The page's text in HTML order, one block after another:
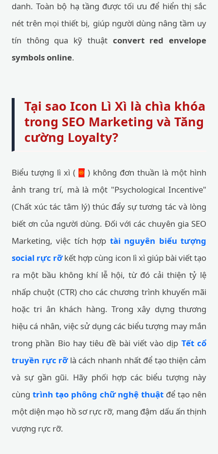
danh. Toàn bộ hạ tầng được tối ưu để hiển thị sắc
nét trên mọi thiết bị, giúp người dùng nâng tầm uy
tín thông qua kỹ thuật convert red envelope
symbols online.
Tại sao Icon Lì Xì là chìa khóa
trong SEO Marketing và Tăng
cường Loyalty?
Biểu tượng lì xì (🧧) không đơn thuần là một hình
ảnh trang trí, mà là một "Psychological Incentive"
(Chất xúc tác tâm lý) thúc đẩy sự tương tác và lòng
biết ơn của người dùng. Đối với các chuyên gia SEO
Marketing, việc tích hợp tài nguyên biểu tượng
social rực rỡkết hợp cùng icon lì xì giúp bài viết tạo
ra một bầu không khí lễ hội, từ đó cải thiện tỷ lệ
nhấp chuột (CTR) cho các chương trình khuyến mãi
hoặc tri ân khách hàng. Trong xây dựng thương
hiệu cá nhân, việc sử dụng các biểu tượng may mắn
trong phần Bio hay tiêu đề bài viết vào dịp Tết cổ
truyền rực rỡlà cách nhanh nhất để tạo thiện cảm
và sự gần gũi. Hãy phối hợp các biểu tượng này
cùng trình tạo phông chữ nghệ thuật để tạo nên
một diện mạo hồ sơ rực rỡ, mang đậm dấu ấn thịnh
vượng rực rỡ.